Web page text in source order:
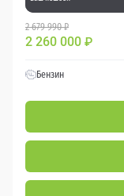
2 679 990 ₽
2 260 000 ₽
Бензин